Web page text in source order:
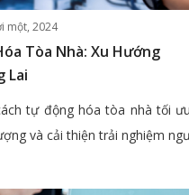
một, 2024
Tòa Nhà: Xu Hướng
Lai
tự động hóa tòa nhà tối
và cải thiện trải nghiệm